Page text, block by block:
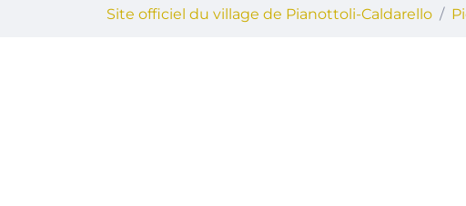
Site officiel du village de Pianottoli-Caldarello